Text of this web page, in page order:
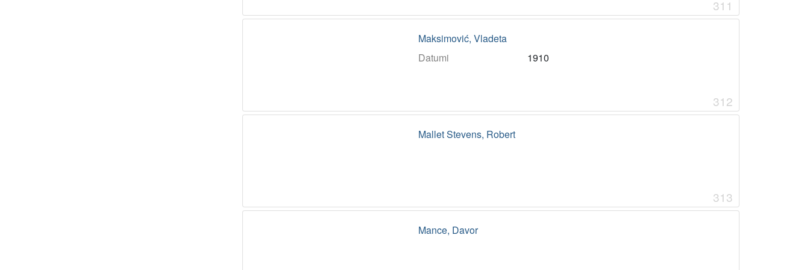
311
Maksimović, Vladeta
Datumi
1910
312
Mallet Stevens, Robert
313
Mance, Davor